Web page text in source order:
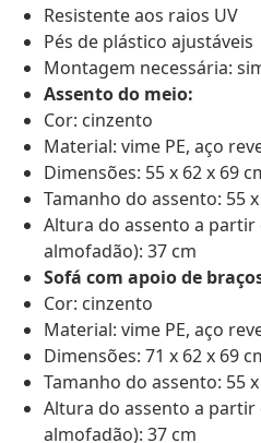
Resistente aos raios UV
Pés de plástico ajustáveis
Montagem necessária:
Assento do meio:
Cor: cinzento
Material: vime PE, aço
Dimensões: 55 x 62 x 69
Tamanho do assento: 55 x
Altura do assento a partir
almofadão): 37 cm
Sofá com apoio de
Cor: cinzento
Material: vime PE, aço
Dimensões: 71 x 62 x 69
Tamanho do assento: 55 x
Altura do assento a partir
almofadão): 37 cm